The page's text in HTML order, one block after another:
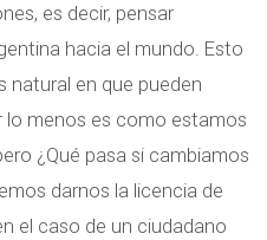
es decir, pensar
hacia el mundo. Esto
natural en que pueden
lo menos es como estamos
¿Qué pasa si cambiamos
darnos la licencia de
el caso de un ciudadano